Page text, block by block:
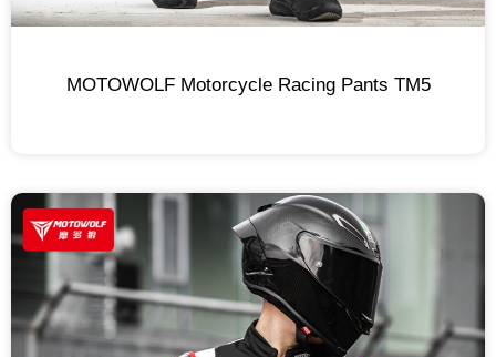
MOTOWOLF Motorcycle Racing Pants TM5